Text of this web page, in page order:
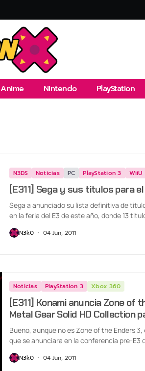
Anime Nintendo PlayStation
N3DS Noticias PC PlayStation 3 WiiU
[E311] Sega y sus titulos para el
Sega a anunciado su lista definitiva de
en la feria del E3 de este año, donde 13
N3k0 04 Jun, 2011
Noticias PlayStation 3 Xbox 360
[E311] Konami anuncia Zone of
Metal Gear Solid HD Collection
Bueno, aunque no es Zone of the Enders
que se anunciara en la conferencia pre-E3
N3k0 04 Jun, 2011